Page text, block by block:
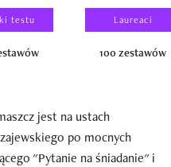
testu Laureaci
100 zestawów
jest na ustach
po mocnych
"Pytanie na śniadanie" i